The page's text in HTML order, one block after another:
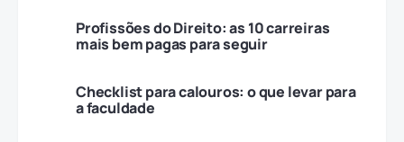
Profissões do Direito: as 10 carreiras
mais bem pagas para seguir
Checklist para calouros: o que levar para
a faculdade